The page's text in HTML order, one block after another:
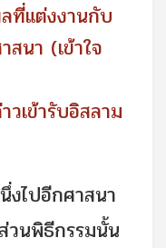
ที่แต่งงานกับ
นา (เข้าใจ
วเข้ารับอิสลาม
งไปอีกศาสนา
วนพิธีกรรมนั้น